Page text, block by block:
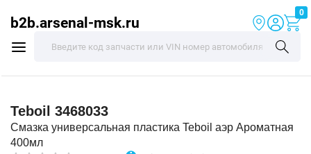
b2b.arsenal-msk.ru
0
Teboil 3468033
Смазка универсальная пластика Teboil аэр Ароматная
400мл